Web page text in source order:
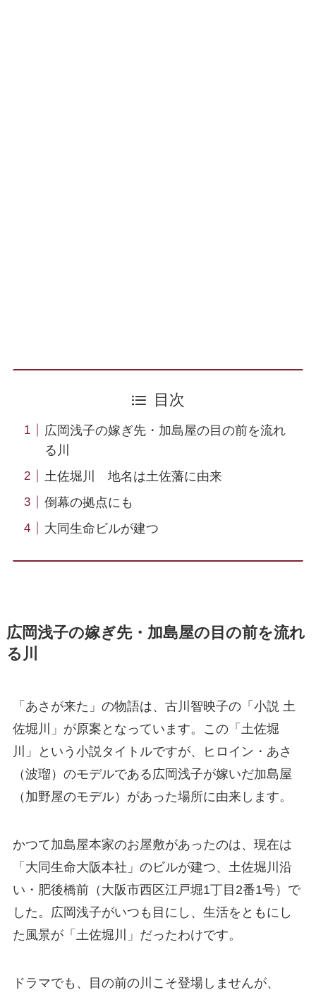
目次
広岡浅子の嫁ぎ先・加島屋の目の前を流れ
る川
土佐堀川 地名は土佐藩に由来
倒幕の拠点にも
大同生命ビルが建つ
広岡浅子の嫁ぎ先・加島屋の目の前を流れ
る川
「あさが来た」の物語は、古川智映子の「小説 土
佐堀川」が原案となっています。この「土佐堀
川」という小説タイトルですが、ヒロイン・あさ
（波瑠）のモデルである広岡浅子が嫁いだ加島屋
（加野屋のモデル）があった場所に由来します。
かつて加島屋本家のお屋敷があったのは、現在は
「大同生命大阪本社」のビルが建つ、土佐堀川沿
い・肥後橋前（大阪市西区江戸堀1丁目2番1号）で
した。広岡浅子がいつも目にし、生活をともにし
た風景が「土佐堀川」だったわけです。
ドラマでも、目の前の川こそ登場しませんが、